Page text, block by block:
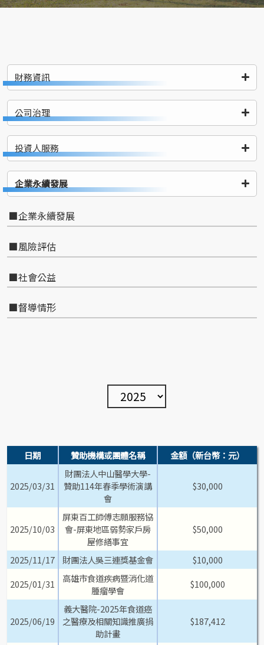
財務資訊
公司治理
投資人服務
企業永續發展
企業永續發展
風險評估
社會公益
督導情形
日期 贊助機構或團體名稱 金額（新台幣：元）
2025/03/31
財團法人中山醫學大學-
贊助114年春季學術演講
會
$30,000
2025/10/03
屏東百工師傅志願服務協
會-屏東地區弱勢家戶房
屋修繕事宜
$50,000
2025/11/17 財團法人吳三連獎基金會
$10,000
2025/01/31
高雄市食道疾病暨消化道
腫瘤學會
$100,000
2025/06/19
義大醫院-2025年食道癌
之醫療及相關知識推廣捐
助計畫
$187,412